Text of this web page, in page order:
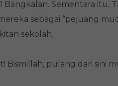
Bangkalan. Sementara itu,
sebagai “pejuang
sekolah.
Bismillah, pulang dari sini